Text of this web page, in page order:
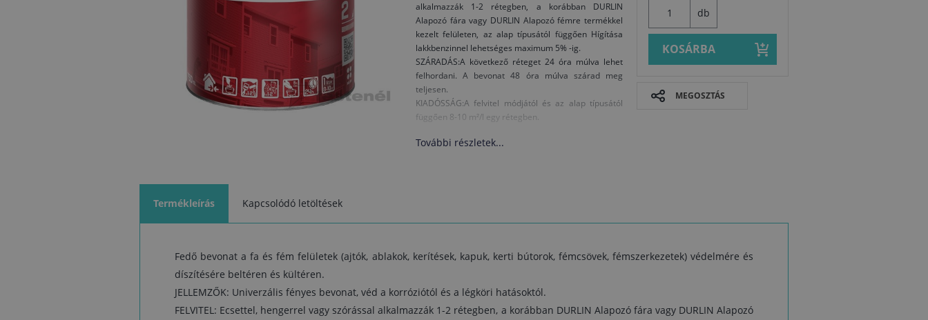
alkalmazzák 1-2 rétegben, a korábban DURLIN
Alapozó fára vagy DURLIN Alapozó fémre termékkel
kezelt felületen, az alap típusától függően Hígítása
lakkbenzinnel lehetséges maximum 5% -ig.
SZÁRADÁS:A következő réteget 24 óra múlva lehet
felhordani. A bevonat 48 óra múlva szárad meg
teljesen.
KIADÓSSÁG:A felvitel módjától és az alap típusától
függően 8-10 m²/l egy rétegben.
További részletek...
db
KOSÁRBA
MEGOSZTÁS
Termékleírás Kapcsolódó letöltések
Fedő bevonat a fa és fém felületek (ajtók, ablakok, kerítések, kapuk, kerti bútorok, fémcsövek, fémszerkezetek) védelmére és
díszítésére beltéren és kültéren.
JELLEMZŐK: Univerzális fényes bevonat, véd a korróziótól és a légköri hatásoktól.
FELVITEL: Ecsettel, hengerrel vagy szórással alkalmazzák 1-2 rétegben, a korábban DURLIN Alapozó fára vagy DURLIN Alapozó